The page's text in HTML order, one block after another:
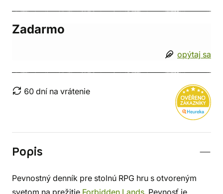
Zadarmo
opýtaj sa
60 dní na vrátenie
Popis
Pevnostný denník pre stolnú RPG hru s otvoreným
svetom na prežitie Forbidden Lands. Pevnosť je